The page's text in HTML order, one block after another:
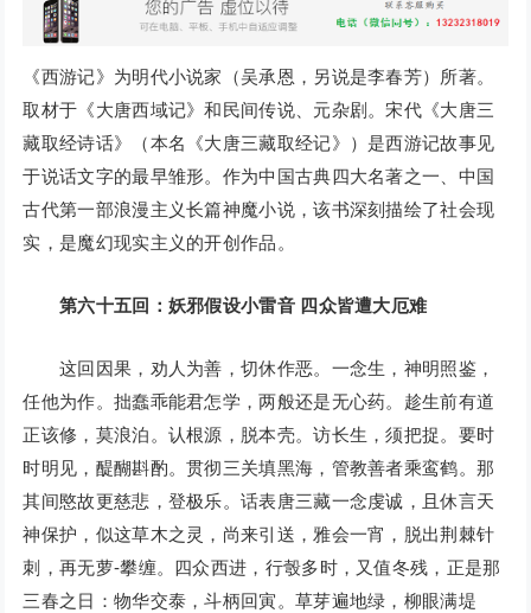
《西游记》为明代小说家（吴承恩，另说是李春芳）所著。
取材于《大唐西域记》和民间传说、元杂剧。宋代《大唐三
藏取经诗话》（本名《大唐三藏取经记》）是西游记故事见
于说话文字的最早雏形。作为中国古典四大名著之一、中国
古代第一部浪漫主义长篇神魔小说，该书深刻描绘了社会现
实，是魔幻现实主义的开创作品。
第六十五回：妖邪假设小雷音 四众皆遭大厄难
这回因果，劝人为善，切休作恶。一念生，神明照鉴，
任他为作。拙蠢乖能君怎学，两般还是无心药。趁生前有道
正该修，莫浪泊。认根源，脱本壳。访长生，须把捉。要时
时明见，醍醐斟酌。贯彻三关填黑海，管教善者乘鸾鹤。那
其间愍故更慈悲，登极乐。话表唐三藏一念虔诚，且休言天
神保护，似这草木之灵，尚来引送，雅会一宵，脱出荆棘针
刺，再无萝-攀缠。四众西进，行彀多时，又值冬残，正是那
三春之日：物华交泰，斗柄回寅。草芽遍地绿，柳眼满堤